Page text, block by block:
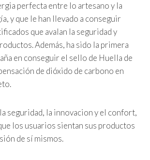
perfecta entre lo artesano y la
y que le han llevado a conseguir
que avalan la seguridad y
Además, ha sido la primera
en conseguir el sello de Huella de
de dióxido de carbono en
seguridad, la innovacion y el confort,
los usuarios sientan sus productos
de sí mismos.